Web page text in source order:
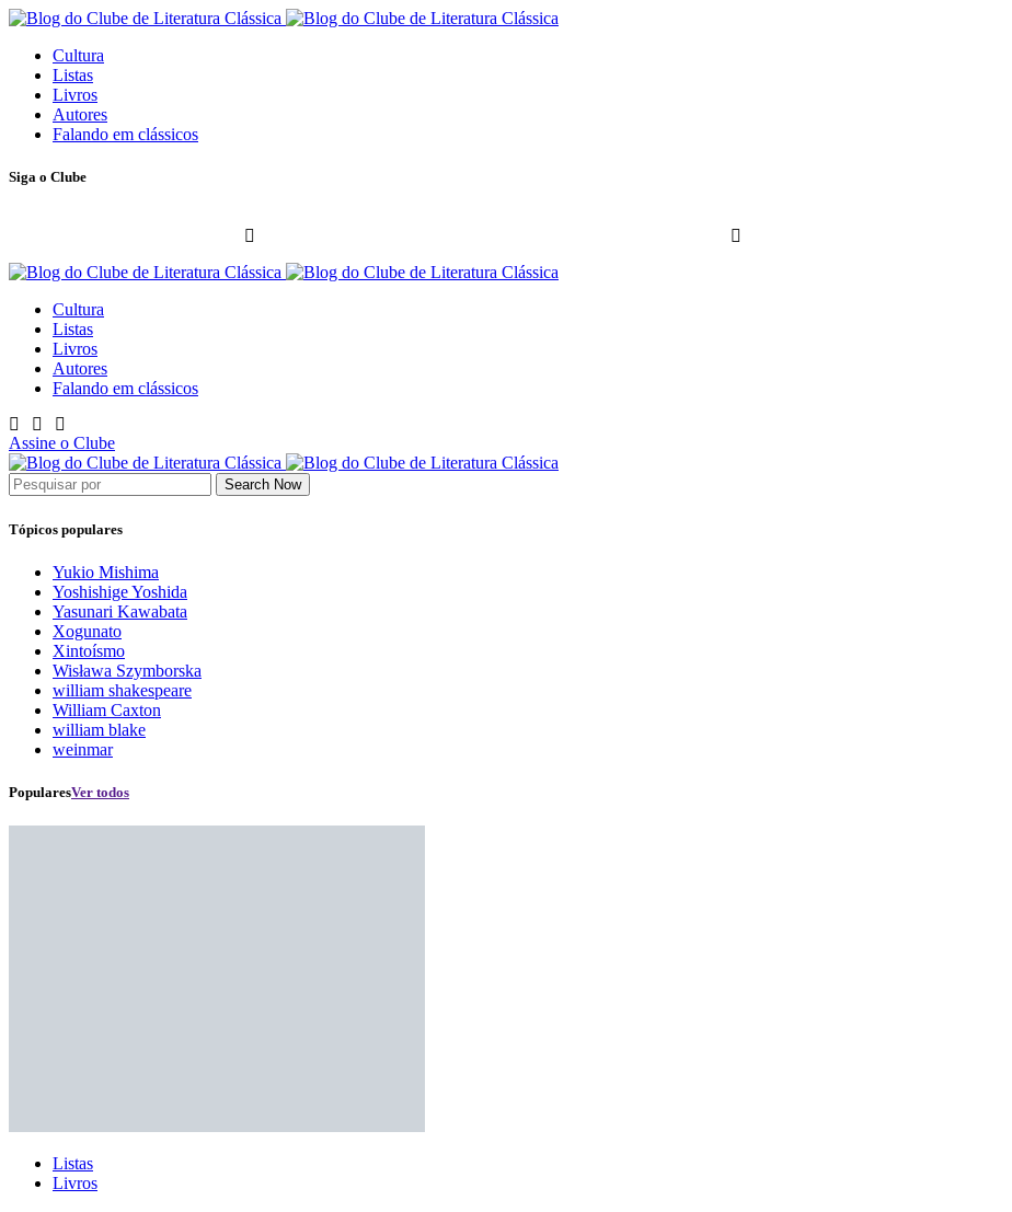
Cultura
Listas
Livros
Autores
Falando em clássicos
Siga o Clube
Cultura
Listas
Livros
Autores
Falando em clássicos
Assine o Clube
Search Now
Tópicos populares
Yukio Mishima
Yoshishige Yoshida
Yasunari Kawabata
Xogunato
Xintoísmo
Wisława Szymborska
william shakespeare
William Caxton
william blake
weinmar
PopularesVer todos
Listas
Livros